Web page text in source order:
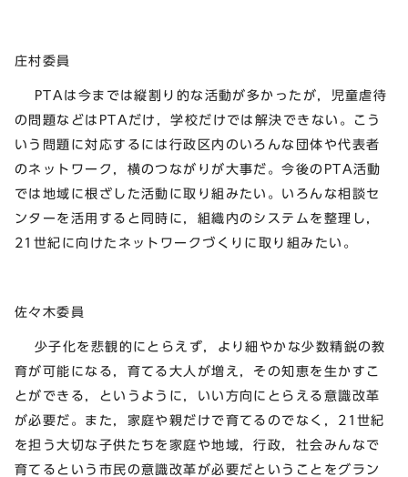
庄村委員
PTAは今までは縦割り的な活動が多かったが，児童虐待
の問題などはPTAだけ，学校だけでは解決できない。こう
いう問題に対応するには行政区内のいろんな団体や代表者
のネットワーク，横のつながりが大事だ。今後のPTA活動
では地域に根ざした活動に取り組みたい。いろんな相談セ
ンターを活用すると同時に，組織内のシステムを整理し，
21世紀に向けたネットワークづくりに取り組みたい。
佐々木委員
少子化を悲観的にとらえず，より細やかな少数精鋭の教
育が可能になる，育てる大人が増え，その知恵を生かすこ
とができる，というように，いい方向にとらえる意識改革
が必要だ。また，家庭や親だけで育てるのでなく，21世紀
を担う大切な子供たちを家庭や地域，行政，社会みんなで
育てるという市民の意識改革が必要だということをグラン